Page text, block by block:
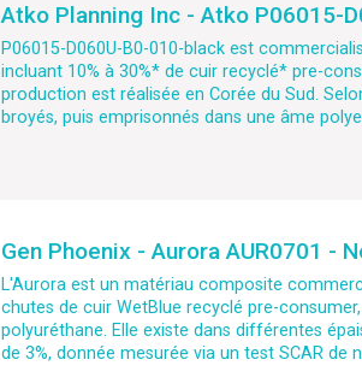
Atko Planning Inc - Atko P06015-
P06015-D060U-B0-010-black est
incluant 10% à 30%* de cuir recyclé* pre-
production est réalisée en Corée du Sud.
broyés, puis emprisonnés dans une âme
Gen Phoenix - Aurora AUR0701 -
L'Aurora est un matériau composite
chutes de cuir WetBlue recyclé pre-
polyuréthane. Elle existe dans différentes
de 3%, donnée mesurée via un test SCAR de